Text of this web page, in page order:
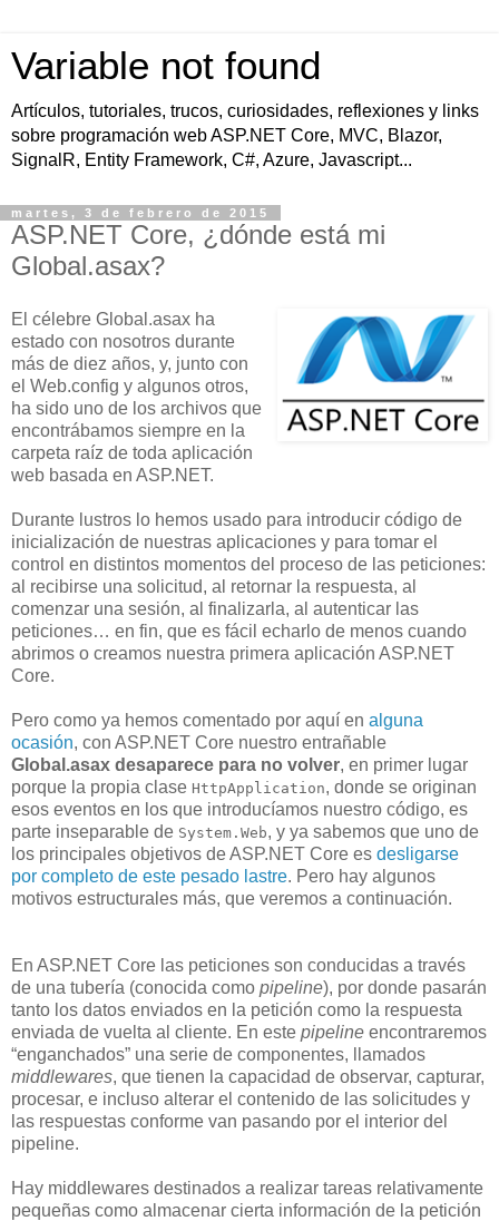
Variable not found
Artículos, tutoriales, trucos, curiosidades, reflexiones y links
sobre programación web ASP.NET Core, MVC, Blazor,
SignalR, Entity Framework, C#, Azure, Javascript...
martes, 3 de febrero de 2015
ASP.NET Core, ¿dónde está mi
Global.asax?
El célebre Global.asax ha
estado con nosotros durante
más de diez años, y, junto con
el Web.config y algunos otros,
ha sido uno de los archivos que
encontrábamos siempre en la
carpeta raíz de toda aplicación
web basada en ASP.NET.
Durante lustros lo hemos usado para introducir código de
inicialización de nuestras aplicaciones y para tomar el
control en distintos momentos del proceso de las peticiones:
al recibirse una solicitud, al retornar la respuesta, al
comenzar una sesión, al finalizarla, al autenticar las
peticiones… en fin, que es fácil echarlo de menos cuando
abrimos o creamos nuestra primera aplicación ASP.NET
Core.
Pero como ya hemos comentado por aquí en alguna
ocasión, con ASP.NET Core nuestro entrañable
Global.asax desaparece para no volver, en primer lugar
porque la propia clase HttpApplication, donde se originan
esos eventos en los que introducíamos nuestro código, es
parte inseparable de System.Web, y ya sabemos que uno de
los principales objetivos de ASP.NET Core es desligarse
por completo de este pesado lastre. Pero hay algunos
motivos estructurales más, que veremos a continuación.
En ASP.NET Core las peticiones son conducidas a través
de una tubería (conocida como pipeline), por donde pasarán
tanto los datos enviados en la petición como la respuesta
enviada de vuelta al cliente. En este pipeline encontraremos
“enganchados” una serie de componentes, llamados
middlewares, que tienen la capacidad de observar, capturar,
procesar, e incluso alterar el contenido de las solicitudes y
las respuestas conforme van pasando por el interior del
pipeline.
Hay middlewares destinados a realizar tareas relativamente
pequeñas como almacenar cierta información de la petición